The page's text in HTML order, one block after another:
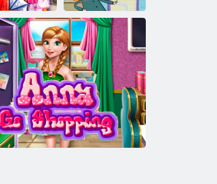
Princesė Padaryti spurga
Mamytė
princesė
apsipirkti
„Mega Mall“